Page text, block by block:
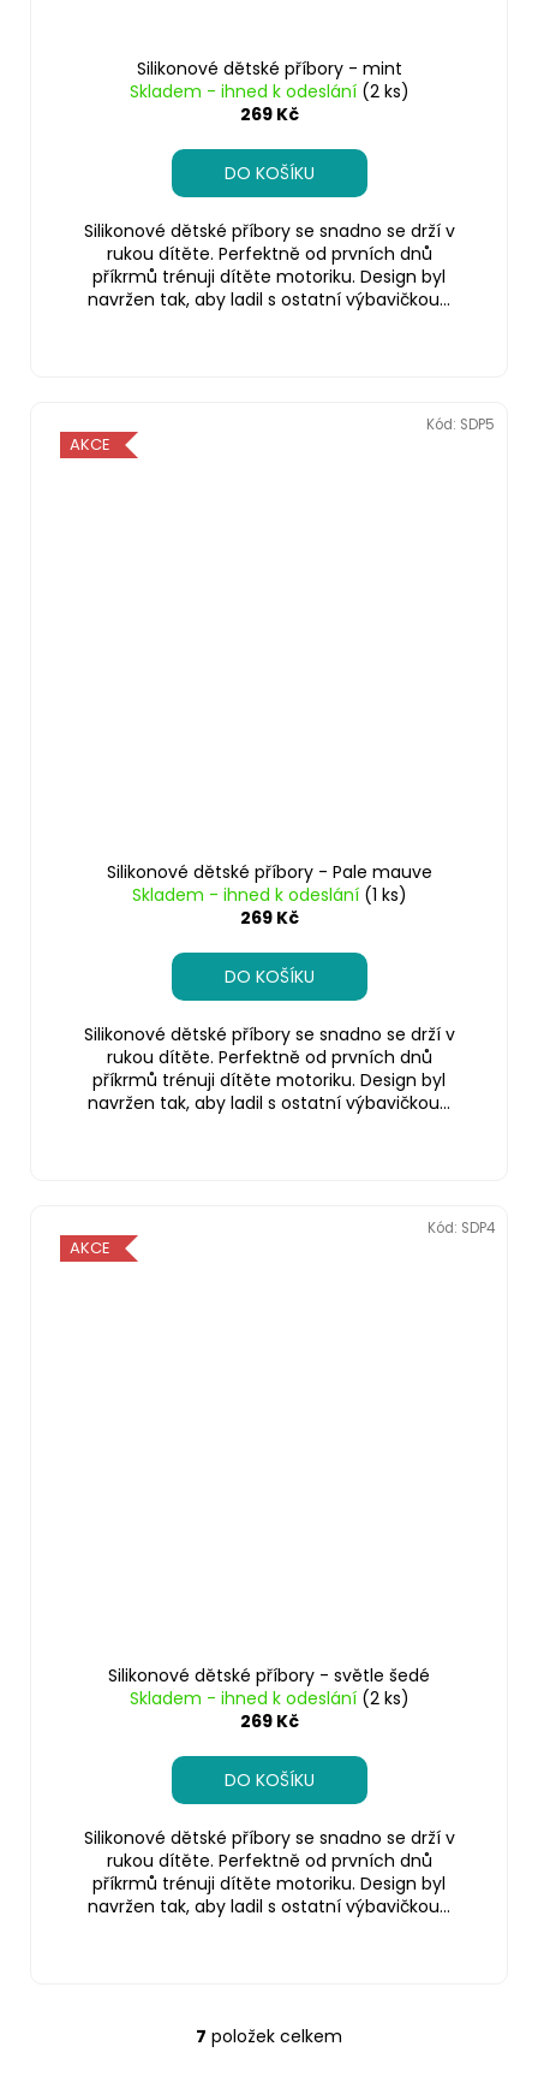
Silikonové dětské příbory - mint
Skladem - ihned k odeslání (2 ks)
269 Kč
DO KOŠÍKU
Silikonové dětské příbory se snadno se drží v
rukou dítěte. Perfektně od prvních dnů
příkrmů trénuji dítěte motoriku. Design byl
navržen tak, aby ladil s ostatní výbavičkou...
AKCE
Silikonové dětské příbory - Pale mauve
Skladem - ihned k odeslání (1 ks)
269 Kč
DO KOŠÍKU
Silikonové dětské příbory se snadno se drží v
rukou dítěte. Perfektně od prvních dnů
příkrmů trénuji dítěte motoriku. Design byl
navržen tak, aby ladil s ostatní výbavičkou...
Kód: SDP5
AKCE
Silikonové dětské příbory - světle šedé
Skladem - ihned k odeslání (2 ks)
269 Kč
DO KOŠÍKU
Silikonové dětské příbory se snadno se drží v
rukou dítěte. Perfektně od prvních dnů
příkrmů trénuji dítěte motoriku. Design byl
navržen tak, aby ladil s ostatní výbavičkou...
Kód: SDP4
O
7 položek celkem